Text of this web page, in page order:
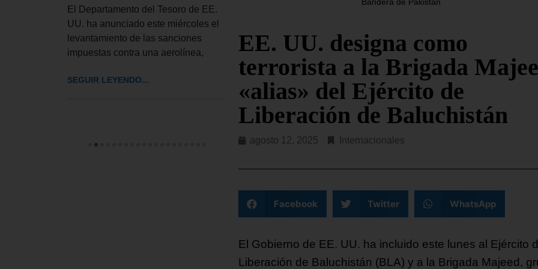
El Departamento del Tesoro de EE.
UU. ha anunciado este miércoles el
levantamiento de las sanciones
impuestas contra una aerolínea,
SEGUIR LEYENDO...
Estados Unidos (SOUTHCOM, en
llamada Fuerza Operativa Conjunta
SEGUIR LEYENDO...
este martes que en ese
SEGUIR LEYENDO...
EE. UU. designa como
terrorista a la Brigada
«alias» del Ejército de
Liberación de Baluchistán
agosto 12, 2025 Internacionales
Facebook Twitter WhatsApp
El Gobierno de EE. UU. ha incluido este lunes al Ejército
Liberación de Baluchistán (BLA) y a la Brigada Majeed,